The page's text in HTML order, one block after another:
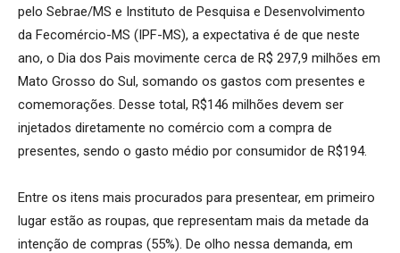
pelo Sebrae/MS e Instituto de Pesquisa e Desenvolvimento
da Fecomércio-MS (IPF-MS), a expectativa é de que neste
ano, o Dia dos Pais movimente cerca de R$ 297,9 milhões em
Mato Grosso do Sul, somando os gastos com presentes e
comemorações. Desse total, R$146 milhões devem ser
injetados diretamente no comércio com a compra de
presentes, sendo o gasto médio por consumidor de R$194.
Entre os itens mais procurados para presentear, em primeiro
lugar estão as roupas, que representam mais da metade da
intenção de compras (55%). De olho nessa demanda, em